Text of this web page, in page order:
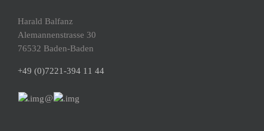
Harald Balfanz
Alemannenstrasse 30
76532 Baden-Baden
+49 (0)7221-394 11 44
@